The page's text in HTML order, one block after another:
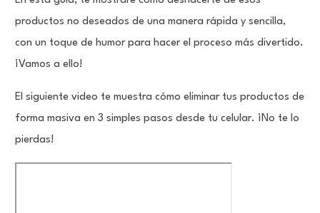
productos no deseados de una manera rápida y sencilla,
con un toque de humor para hacer el proceso más divertido.
¡Vamos a ello!
El siguiente video te muestra cómo eliminar tus productos de
forma masiva en 3 simples pasos desde tu celular. ¡No te lo
pierdas!